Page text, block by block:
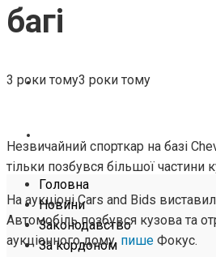
ЖИТТЯ
КОМЕНТАР ЕКСПЕРТА
Головна
Новини
Законодавство
За кордоном
багі
3 роки тому3 роки тому
Незвичайний спорткар на базі
тільки позбувся більшої частини
На аукціоні Cars and Bids
Автомобіль позбувся кузова та
аукціонного дому, пише Фокус.